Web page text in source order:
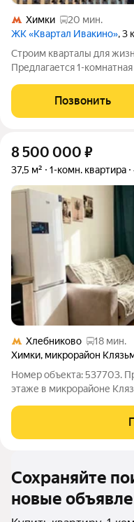
Химки
20 мин.
ЖК «Квартал Ивакино», 3
Строим кварталы для
Предлагается 1-
на 2-м этаже, в жилом
Ивакино".Позаботились о
Позвонить
8 500 000 ₽
37,5 м² 1-комн. квартира
Хлебниково
18 мин.
Химки, микрорайон
Номер объекта: 537703.
этаже в микрорайоне
будущему владельцу!
Спальня (10.5 м2) с
Сохраняйте
новые